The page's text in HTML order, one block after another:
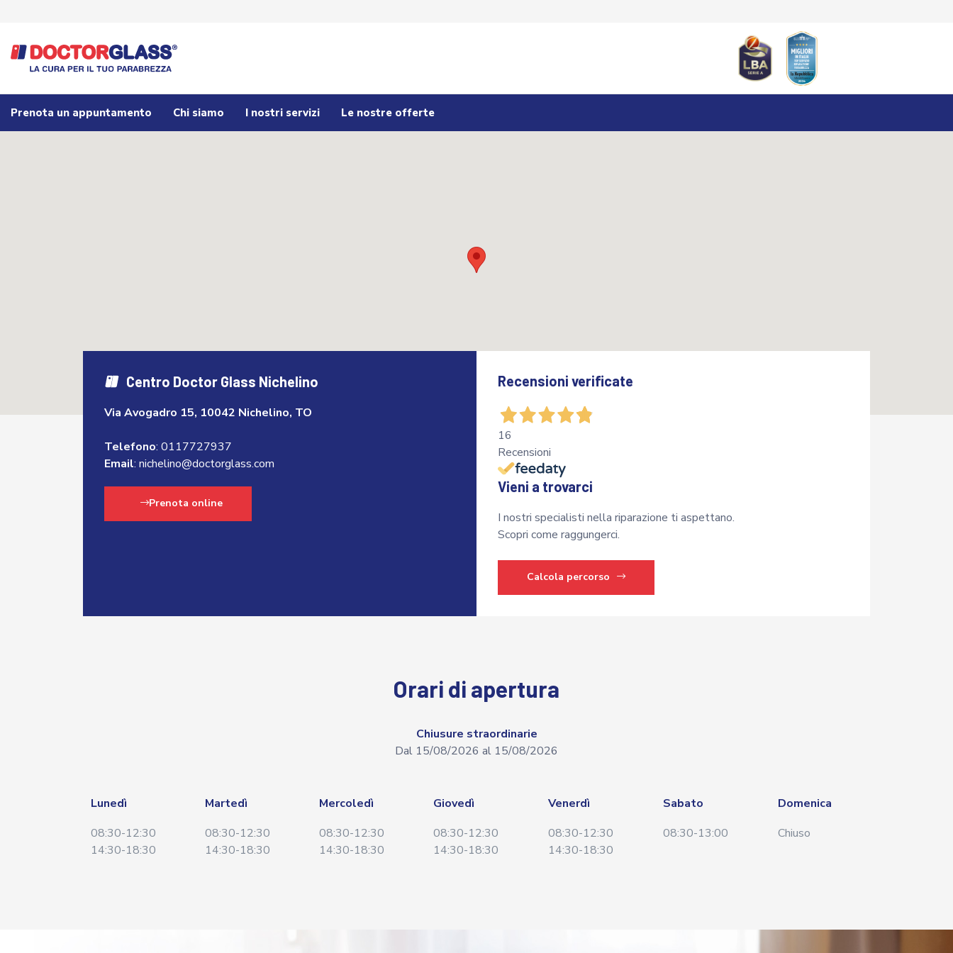
Prenota un appuntamento Chi siamo I nostri servizi Le nostre offerte
Centro Doctor Glass Nichelino
Via Avogadro 15, 10042 Nichelino, TO
Telefono: 0117727937
Email: nichelino@doctorglass.com
Prenota online
Recensioni verificate
16
Recensioni
Vieni a trovarci
I nostri specialisti nella riparazione ti aspettano.
Scopri come raggungerci.
Calcola percorso
Orari di apertura
Chiusure straordinarie
Dal 15/08/2026 al 15/08/2026
Lunedì Martedì Mercoledì Giovedì Venerdì Sabato
Domenica
08:30-12:30
14:30-18:30
08:30-12:30
14:30-18:30
08:30-12:30
14:30-18:30
08:30-12:30
14:30-18:30
08:30-12:30
14:30-18:30
08:30-13:00 Chiuso